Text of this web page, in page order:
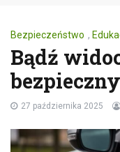
Bezpieczeństwo ,
Bądź
27 października 2025